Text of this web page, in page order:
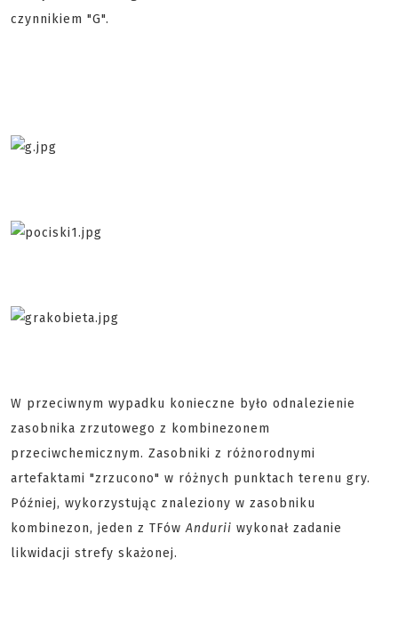
czynnikiem "G".
W przeciwnym wypadku konieczne było odnalezienie
zasobnika zrzutowego z kombinezonem
przeciwchemicznym. Zasobniki z różnorodnymi
artefaktami "zrzucono" w różnych punktach terenu gry.
Później, wykorzystując znaleziony w zasobniku
kombinezon, jeden z TFówAndurii wykonał zadanie
likwidacji strefy skażonej.